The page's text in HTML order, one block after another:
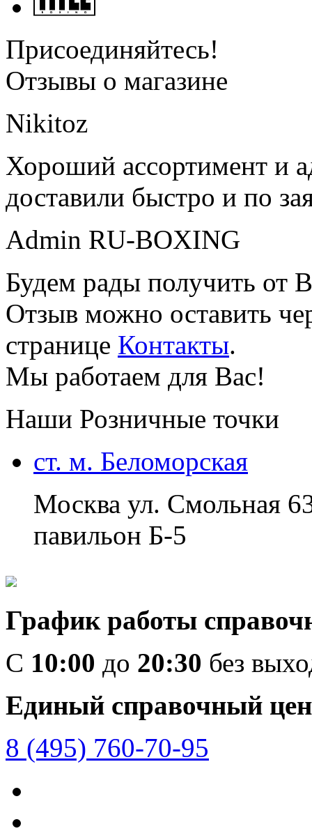
Присоединяйтесь!
Отзывы о магазине
Nikitoz
Хороший ассортимент и
доставили быстро и по
Admin RU-BOXING
Будем рады получить от
Отзыв можно оставить
странице Контакты.
Мы работаем для Вас!
Наши Розничные точки
ст. м. Беломорская
Москва ул. Смольная
павильон Б-5
График работы
C 10:00 до 20:30 без
Единый справочный
8 (495) 760-70-95